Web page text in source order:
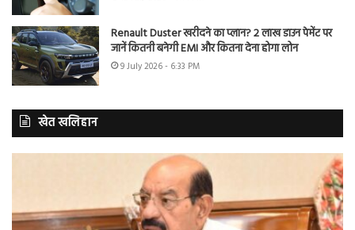
Renault Duster खरीदने का प्लान? 2 लाख डाउन पेमेंट पर
जानें कितनी बनेगी EMI और कितना देना होगा लोन
9 July 2026 - 6:33 PM
खेत खलिहान